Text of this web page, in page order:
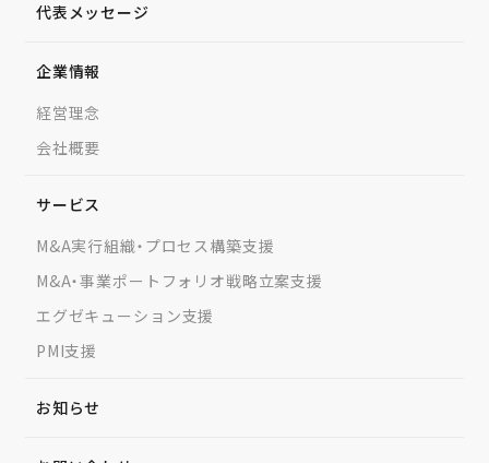
代表メッセージ
企業情報
経営理念
会社概要
サービス
M&A実行組織・ プロセス構築支援
M&A・事業ポートフォリオ戦略立案支援
エグゼキューション支援
PMI支援
お知らせ